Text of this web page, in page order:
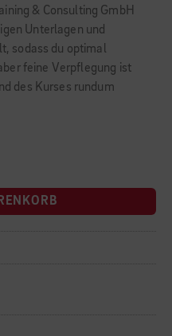
& Consulting GmbH
Unterlagen und
sodass du optimal
feine Verpflegung ist
des Kurses rundum